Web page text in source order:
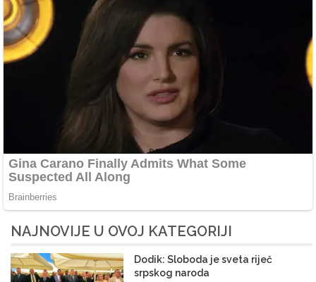
NAJNOVIJE U OVOJ KATEGORIJI
Dodik: Sloboda je sveta riječ
srpskog naroda